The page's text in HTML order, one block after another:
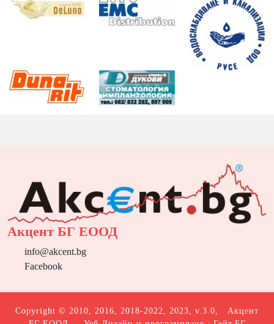
Акцент БГ ЕООД
info@akcent.bg
Facebook
Copyright © 2010, 2016, 2018-2022, 2023, v.3.0, Акцент